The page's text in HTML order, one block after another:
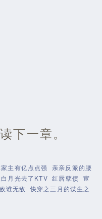
下一章。
主有亿点点强 亲亲反派的腰
月光去了KTV 红唇孽债 宦
谁无敌
快穿之三月的谋生之